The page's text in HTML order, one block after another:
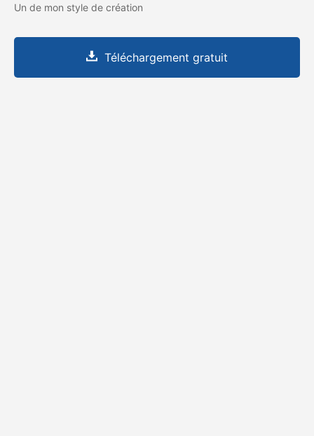
Un de mon style de création
Téléchargement gratuit